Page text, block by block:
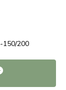
200